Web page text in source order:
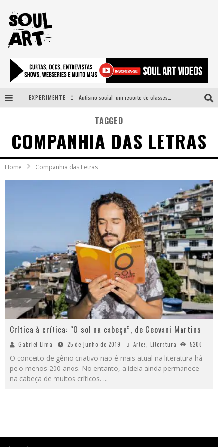
EXPERIMENTE
A subida da rampa é diferente!
Faça o bem! Mas, sem olhar a quem!?
Novo single de Arnaldo Tifu, “De Testa” explora brasilidade em sons, cores e símbolos
TAGGED
COMPANHIA DAS LETRAS
Home Companhia das Letras
Crítica à crítica: “O sol na cabeça”, de Geovani Martins
Gabriel Lima 25 de junho de 2019 Artes, Literatura 5200
O conceito de gênio criativo não é mais atual na literatura há
pelo menos 200 anos. No entanto, a ideia ainda permanece
na cabeça de muitos críticos. ...